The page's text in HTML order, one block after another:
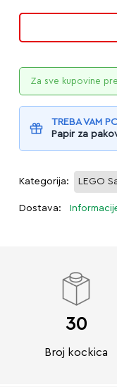
Za sve kupovine
TREBA VAM
Papir za
Kategorija: LEGO
Dostava:
30
Broj kockica